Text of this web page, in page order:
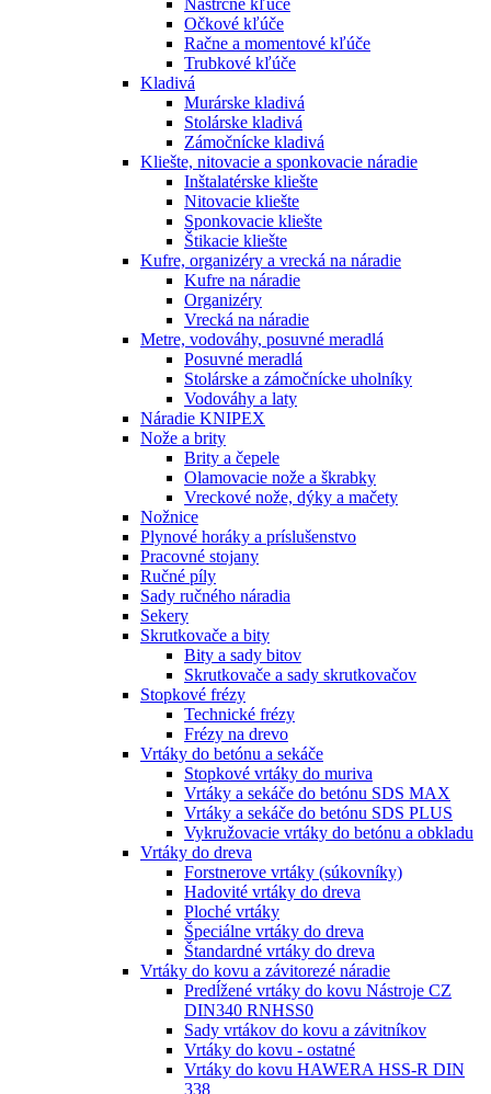
Očkové kľúče
Račne a momentové kľúče
Trubkové kľúče
Kladivá
Murárske kladivá
Stolárske kladivá
Zámočnícke kladivá
Kliešte, nitovacie a sponkovacie náradie
Inštalatérske kliešte
Nitovacie kliešte
Sponkovacie kliešte
Štikacie kliešte
Kufre, organizéry a vrecká na náradie
Kufre na náradie
Organizéry
Vrecká na náradie
Metre, vodováhy, posuvné meradlá
Posuvné meradlá
Stolárske a zámočnícke uholníky
Vodováhy a laty
Náradie KNIPEX
Nože a brity
Brity a čepele
Olamovacie nože a škrabky
Vreckové nože, dýky a mačety
Nožnice
Plynové horáky a príslušenstvo
Pracovné stojany
Ručné píly
Sady ručného náradia
Sekery
Skrutkovače a bity
Bity a sady bitov
Skrutkovače a sady skrutkovačov
Stopkové frézy
Technické frézy
Frézy na drevo
Vrtáky do betónu a sekáče
Stopkové vrtáky do muriva
Vrtáky a sekáče do betónu SDS MAX
Vrtáky a sekáče do betónu SDS PLUS
Vykružovacie vrtáky do betónu a obkladu
Vrtáky do dreva
Forstnerove vrtáky (súkovníky)
Hadovité vrtáky do dreva
Ploché vrtáky
Špeciálne vrtáky do dreva
Štandardné vrtáky do dreva
Vrtáky do kovu a závitorezé náradie
Predĺžené vrtáky do kovu Nástroje CZ
DIN340 RNHSS0
Sady vrtákov do kovu a závitníkov
Vrtáky do kovu - ostatné
Vrtáky do kovu HAWERA HSS-R DIN
338